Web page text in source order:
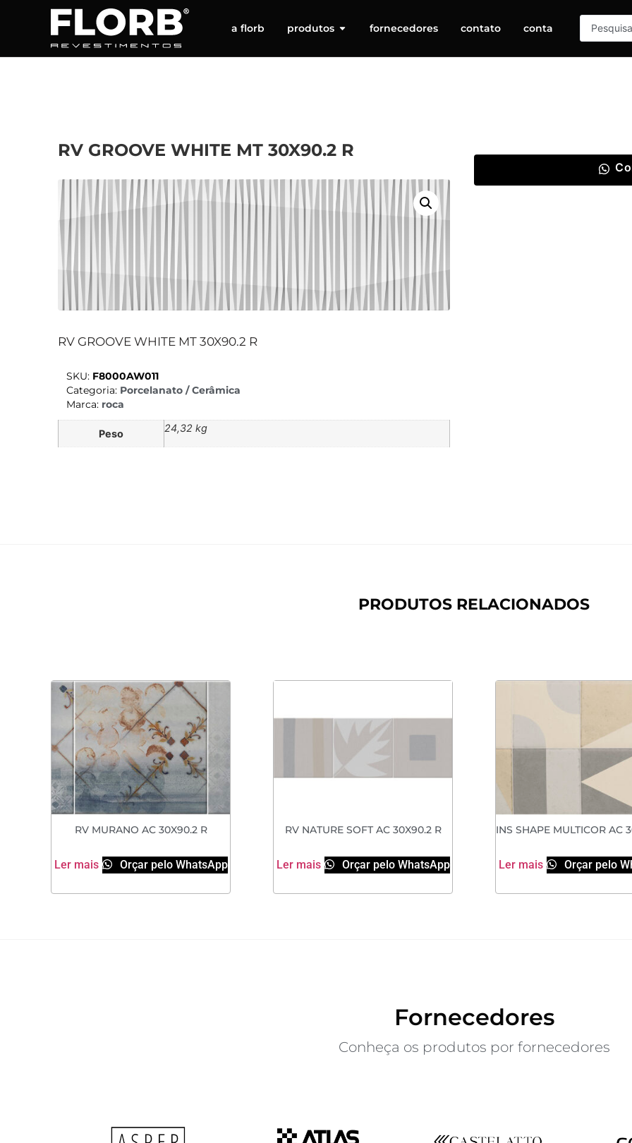
a florb produtos fornecedores contato conta
RV GROOVE WHITE MT 30X90.2 R
RV GROOVE WHITE MT 30X90.2 R
SKU: F8000AW011
Categoria: Porcelanato / Cerâmica
Marca: roca
Peso 24,32 kg
PRODUTOS RELACIONADOS
RV MURANO AC 30X90.2 R
Ler mais Orçar pelo WhatsApp
RV NATURE SOFT AC 30X90.2 R
Ler mais Orçar pelo WhatsApp
INS SHAPE MULTICOR AC
Ler mais Orçar pelo
Fornecedores
Conheça os produtos por fornecedores